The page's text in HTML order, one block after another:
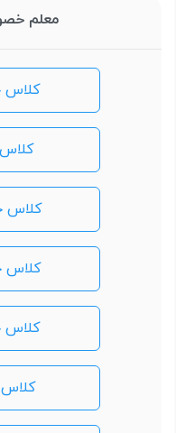
معلم
کلاس
کلاس